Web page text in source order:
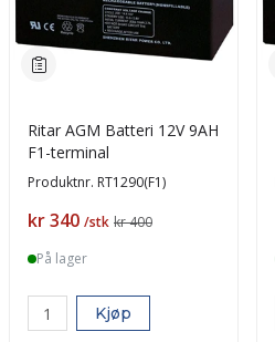
Ritar AGM Batteri 12V 9AH
F1-terminal
Produktnr. RT1290(F1)
Pris
kr 340 /stk kr 400
På lager
Kjøp